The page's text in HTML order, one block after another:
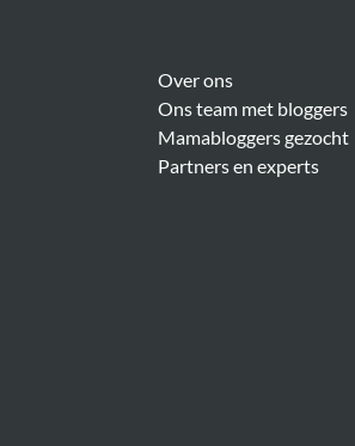
Over ons
Ons team met bloggers
Mamabloggers gezocht
Partners en experts